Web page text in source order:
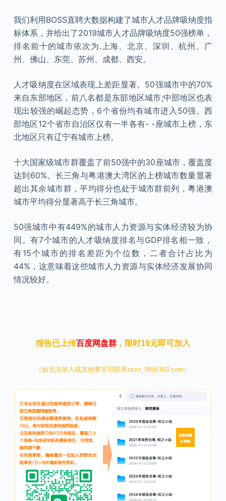
我们利用BOSS直聘大数据构建了城市人才品牌吸纳度指
标体系，并给出了2019城市人才品牌吸纳度50强榜单，
排名前十的城市依次为.上海、北京、深圳、杭州、广
州、佛山、东莞、苏州、成都、西安。
人才吸纳度在区域表现上差距显著。50强城市中的70%
来自东部地区，前八名都是东部地区城市;中部地区也表
现出较强的崛起态势，6个省份均有城市进入50强。西
部地区12个省市自治区仅有一半各有- -座城市上榜，东
北地区只有辽宁有城市上榜。
十大国家级城市群覆盖了前50强中的30座城市，覆盖度
达到60%。长三角与粤港澳大湾区的上榜城市数量显著
超出其余城市群，平均得分也处于城市群前列，粵港澳
城市平均得分显著高于长三角城市。
50强城市中有449%的城市人力资源与实体经济较为协
同。有7个城市的人才吸纳度排名与GDP排名相一致，
有15个城市的排名差距为个位数，二者合计占比为
44%，这意味着这些城市人力资源与实体经济发展协同
情况较好。
报告已上传百度网盘群，限时10元即可加入
（如无法加入或其他事宜可联系zzxz_88@163.com）